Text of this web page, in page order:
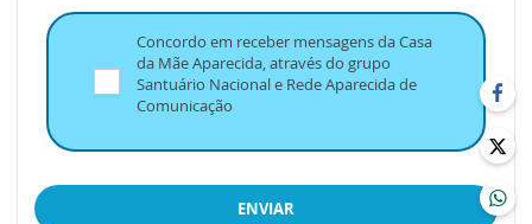
Concordo em receber mensagens da Casa
da Mãe Aparecida, através do grupo
Santuário Nacional e Rede Aparecida de
Comunicação
ENVIAR